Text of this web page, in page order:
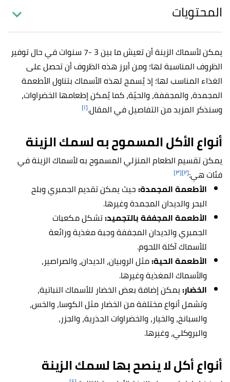
المحتويات
يمكن لأسماك الزينة أن تعيش ما بين 3 -7 سنوات في حال توفير
الظروف المناسبة لها؛ ومن أبرز هذه الظروف أن تحصل على
الغذاء المناسب لها؛ إذ يُسمح لهذه الأسماك بتناول الأطعمة
المجمدة، والمجففة، والحيّة، كما يُمكن إطعامها الخضراوات،
وسنذكر المزيد من التفاصيل في المقال.[١]
أنواع الأكل المسموح به لسمك الزينة
يمكن تقسيم الطعام المنزلي المسموح به لأسماك الزينة في
فئات هي:[٢] [٣]
الأطعمة المجمدة:حيث يمكن تقديم الجمبري وبلح
البحر والديدان المجمدة وغيرها.
الأطعمة المجففة بالتجميد:تشكل مكعبات
الجمبري والديدان المجففة وجبة مغذية ورائعة
للأسماك آكلة اللحوم.
الأطعمة الحية:مثل الروبيان، الديدان، والصراصير،
والأسماك المغذية وغيرها.
الخضار:يمكن إضافة بعض الخضار للأسماك النباتية،
وتشمل أنواع مختلفة من الخضار مثل الكوسا، والخس،
والسبانخ، والخيار، والخضراوات الجذرية، والجزر،
والبروكلي، وغيرها.
أنواع أكل لا ينصح بها لسمك الزينة